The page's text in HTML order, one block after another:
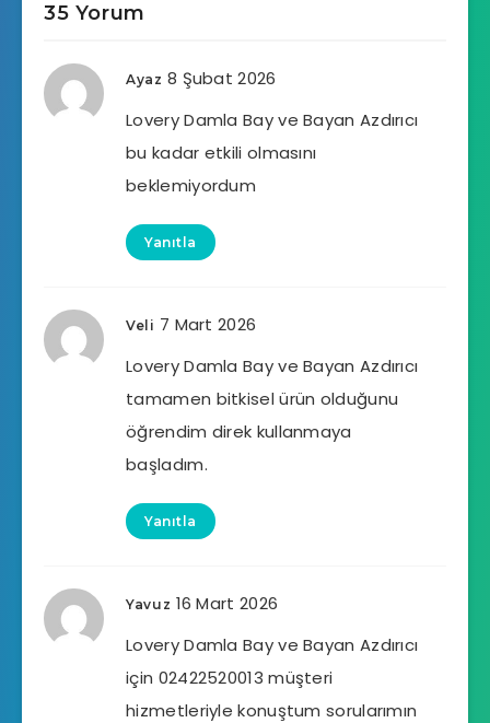
35 Yorum
Ayaz 8 Şubat 2026
Lovery Damla Bay ve Bayan Azdırıcı
bu kadar etkili olmasını
beklemiyordum
Yanıtla
Veli 7 Mart 2026
Lovery Damla Bay ve Bayan Azdırıcı
tamamen bitkisel ürün olduğunu
öğrendim direk kullanmaya
başladım.
Yanıtla
Yavuz 16 Mart 2026
Lovery Damla Bay ve Bayan Azdırıcı
için 02422520013 müşteri
hizmetleriyle konuştum sorularımın